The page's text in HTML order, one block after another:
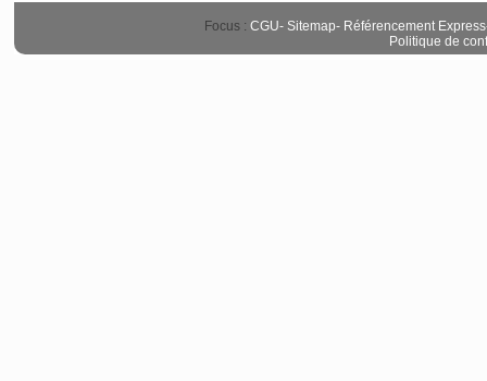
Focus : CGU- Sitemap- Référencement Express
Politique de